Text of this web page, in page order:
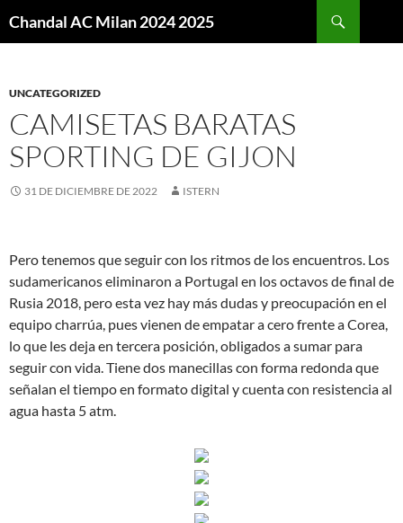
Chandal AC Milan 2024 2025
UNCATEGORIZED
CAMISETAS BARATAS
SPORTING DE GIJON
31 DE DICIEMBRE DE 2022 ISTERN
Pero tenemos que seguir con los ritmos de los encuentros. Los
sudamericanos eliminaron a Portugal en los octavos de final de
Rusia 2018, pero esta vez hay más dudas y preocupación en el
equipo charrúa, pues vienen de empatar a cero frente a Corea,
lo que les deja en tercera posición, obligados a sumar para
seguir con vida. Tiene dos manecillas con forma redonda que
señalan el tiempo en formato digital y cuenta con resistencia al
agua hasta 5 atm.